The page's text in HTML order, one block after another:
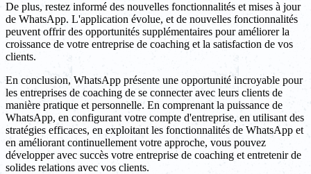
De plus, restez informé des nouvelles fonctionnalités et mises à jour
de WhatsApp. L'application évolue, et de nouvelles fonctionnalités
peuvent offrir des opportunités supplémentaires pour améliorer la
croissance de votre entreprise de coaching et la satisfaction de vos
clients.
En conclusion, WhatsApp présente une opportunité incroyable pour
les entreprises de coaching de se connecter avec leurs clients de
manière pratique et personnelle. En comprenant la puissance de
WhatsApp, en configurant votre compte d'entreprise, en utilisant des
stratégies efficaces, en exploitant les fonctionnalités de WhatsApp et
en améliorant continuellement votre approche, vous pouvez
développer avec succès votre entreprise de coaching et entretenir de
solides relations avec vos clients.